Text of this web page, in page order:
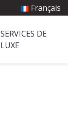
Français
SERVICES DE
LUXE